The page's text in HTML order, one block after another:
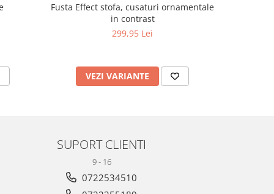
Fusta Effect stofa, cusaturi ornamentale
in contrast
299,95 Lei
VEZI VARIANTE
SUPORT CLIENTI
9 - 16
0722534510